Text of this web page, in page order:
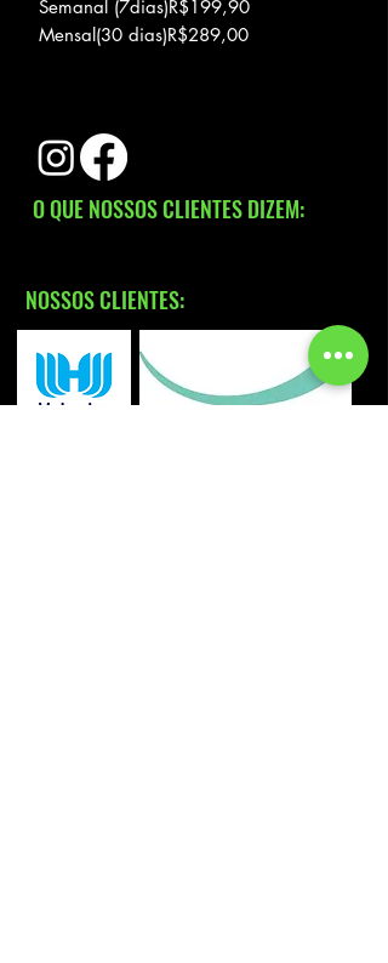
Semanal (7dias)R$199,90
Mensal(30 dias)R$289,00
Sem marchas
O QUE NOSSOS CLIENTES DIZEM:
NOSSOS CLIENTES: